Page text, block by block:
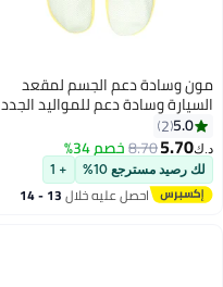
مون وسادة دعم الجسم لمقعد
السيارة وسادة دعم للمواليد الجدد
5.0
2
د.ك‏5.70
8.70خصم 34%
لك رصيد مسترجع 10% + 1
احصل عليه خلال 13 - 14